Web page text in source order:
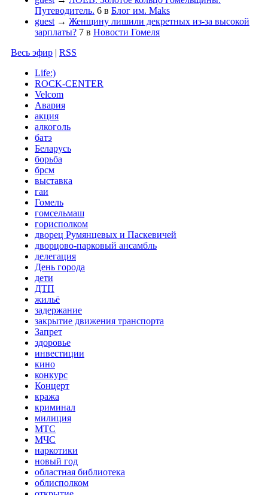
Путеводитель. 6 в Блог им. Maks
guest → Женщину лишили декретных из-за высокой
зарплаты? 7 в Новости Гомеля
Весь эфир | RSS
Life:)
ROCK-CENTER
Velcom
Авария
акция
алкоголь
батэ
Беларусь
борьба
брсм
выставка
гаи
Гомель
гомсельмаш
горисполком
дворец Румянцевых и Паскевичей
дворцово-парковый ансамбль
делегация
День города
дети
ДТП
жильё
задержание
закрытие движения транспорта
Запрет
здоровье
инвестиции
кино
конкурс
Концерт
кража
криминал
милиция
МТС
МЧС
наркотики
новый год
областная библиотека
облисполком